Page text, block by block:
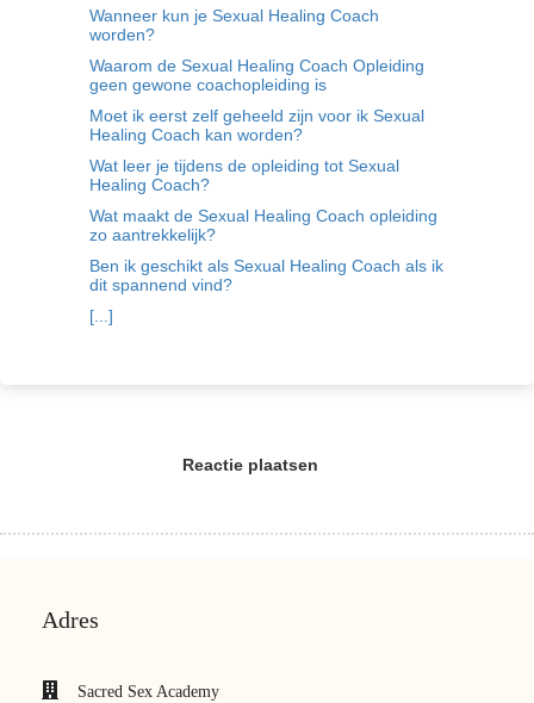
Wanneer kun je Sexual Healing Coach
worden?
Waarom de Sexual Healing Coach Opleiding
geen gewone coachopleiding is
Moet ik eerst zelf geheeld zijn voor ik Sexual
Healing Coach kan worden?
Wat leer je tijdens de opleiding tot Sexual
Healing Coach?
Wat maakt de Sexual Healing Coach opleiding
zo aantrekkelijk?
Ben ik geschikt als Sexual Healing Coach als ik
dit spannend vind?
[...]
Reactie plaatsen
Adres
Sacred Sex Academy